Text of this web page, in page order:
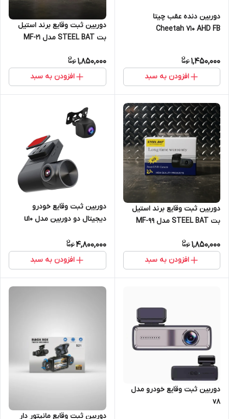
دوربین دنده عقب چیتا
Cheetah 710 AHD FB
1,450,000
افزودن به سبد
دوربین ثبت وقایع برند استیل
بت STEEL BAT مدل MF-21
1,850,000
افزودن به سبد
دوربین ثبت وقایع برند استیل
بت STEEL BAT مدل MF-99
1,850,000
افزودن به سبد
دوربین ثبت وقایع خودرو
دیجیتال دو دوربین مدل u10
4,800,000
افزودن به سبد
دوربین ثبت وقایع خودرو مدل
v8
دوربین ثبت وقایع مانیتور دار